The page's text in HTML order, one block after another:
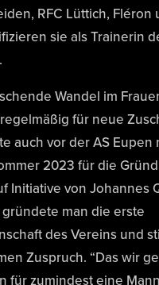
RFC Lüttich, Fléron
sie als Trainerin
Wandel im
für neue
auch vor der AS Eupen
2023 für die
Initiative von Johannes
gründete man die erste
des Vereins und
Zuspruch. “Das wir
für zumindest eine